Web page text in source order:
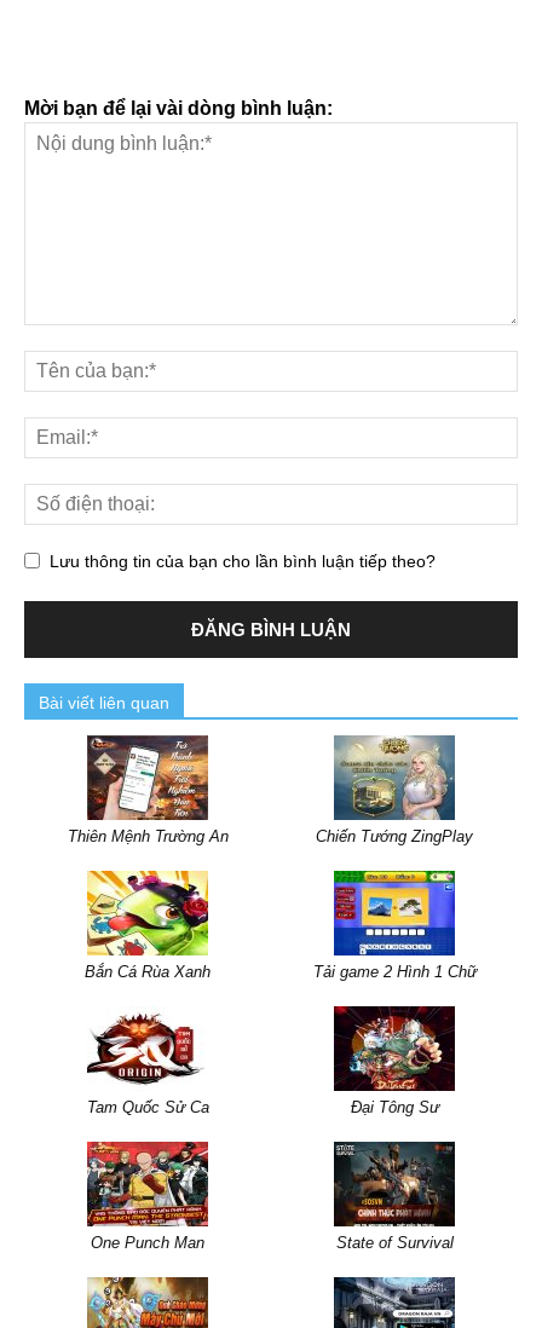
Mời bạn để lại vài dòng bình luận:
Lưu thông tin của bạn cho lần bình luận tiếp theo?
Bài viết liên quan
Thiên Mệnh Trường An Chiến Tướng ZingPlay
Bắn Cá Rùa Xanh Tải game 2 Hình 1 Chữ
Tam Quốc Sử Ca Đại Tông Sư
One Punch Man State of Survival